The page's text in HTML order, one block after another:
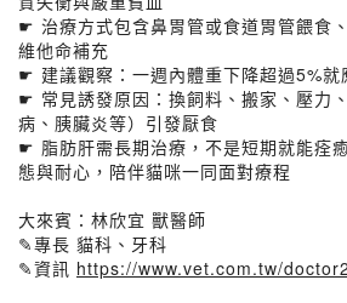
☛ 治療方式包含鼻胃管或食道胃管餵食
維他命補充
☛ 建議觀察：一週內體重下降超過5%就
☛ 常見誘發原因：換飼料、搬家、壓力
病、胰臟炎等）引發厭食
☛ 脂肪肝需長期治療，不是短期就能痊
態與耐心，陪伴貓咪一同面對療程
大來賓：林欣宜 獸醫師
✎專長 貓科、牙科
✎資訊 https://www.vet.com.tw/